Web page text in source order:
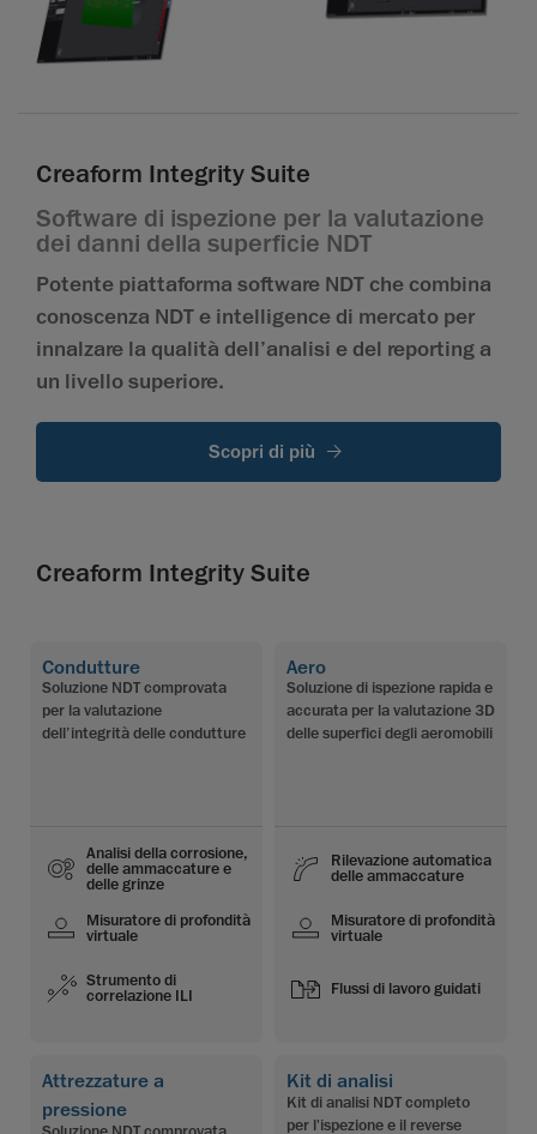
Creaform Integrity Suite
Software di ispezione per la valutazione
dei danni della superficie NDT
Potente piattaforma software NDT che combina
conoscenza NDT e intelligence di mercato per
innalzare la qualità dell’analisi e del reporting a
un livello superiore.
Scopri di più
Creaform Integrity Suite
Condutture
Soluzione NDT comprovata
per la valutazione
dell’integrità delle condutture
Analisi della corrosione,
delle ammaccature e
delle grinze
Misuratore di profondità
virtuale
Strumento di
correlazione ILI
Aero
Soluzione di ispezione rapida e
accurata per la valutazione 3D
delle superfici degli aeromobili
Rilevazione automatica
delle ammaccature
Misuratore di profondità
virtuale
Flussi di lavoro guidati
Attrezzature a
pressione
Kit di analisi
Kit di analisi NDT completo
per l'ispezione e il reverse